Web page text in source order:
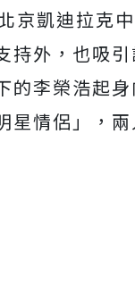
京凱迪拉克
持外，也吸
的李榮浩起
星情侶」，